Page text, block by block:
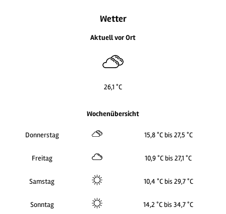
Wetter
Aktuell vor Ort
26,1 °C
Wochenübersicht
Donnerstag 15,8 °C bis 27,5 °C
Freitag 10,9 °C bis 27,1 °C
Samstag 10,4 °C bis 29,7 °C
Sonntag 14,2 °C bis 34,7 °C